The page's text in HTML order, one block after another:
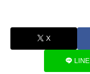
X
LINE